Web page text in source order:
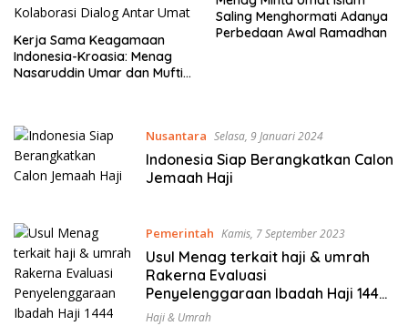
Kerja Sama Keagamaan
Indonesia-Kroasia: Menag
Nasaruddin Umar dan Mufti
Umat
Saling Menghormati Adanya
Perbedaan Awal Ramadhan
Nusantara Selasa, 9 Januari 2024
Indonesia Siap Berangkatkan Calon
Jemaah Haji
Pemerintah Kamis, 7 September 2023
Usul Menag terkait haji & umrah
Rakerna Evaluasi
Penyelenggaraan Ibadah Haji 1444
H/2023 M
Haji & Umrah